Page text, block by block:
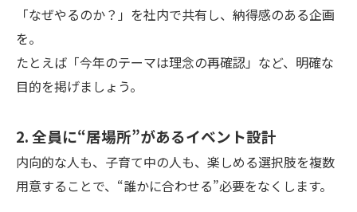
「なぜやるのか？」を社内で共有し、納得感のある企画
を。
たとえば「今年のテーマは理念の再確認」など、明確な
目的を掲げましょう。
2. 全員に“居場所”があるイベント設計
内向的な人も、子育て中の人も、楽しめる選択肢を複数
用意することで、“誰かに合わせる”必要をなくします。